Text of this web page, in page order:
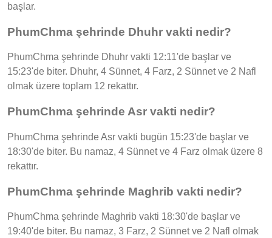
başlar.
PhumChma şehrinde Dhuhr vakti nedir?
PhumChma şehrinde Dhuhr vakti 12:11'de başlar ve
15:23'de biter. Dhuhr, 4 Sünnet, 4 Farz, 2 Sünnet ve 2 Nafl
olmak üzere toplam 12 rekattır.
PhumChma şehrinde Asr vakti nedir?
PhumChma şehrinde Asr vakti bugün 15:23'de başlar ve
18:30'de biter. Bu namaz, 4 Sünnet ve 4 Farz olmak üzere 8
rekattır.
PhumChma şehrinde Maghrib vakti nedir?
PhumChma şehrinde Maghrib vakti 18:30'de başlar ve
19:40'de biter. Bu namaz, 3 Farz, 2 Sünnet ve 2 Nafl olmak